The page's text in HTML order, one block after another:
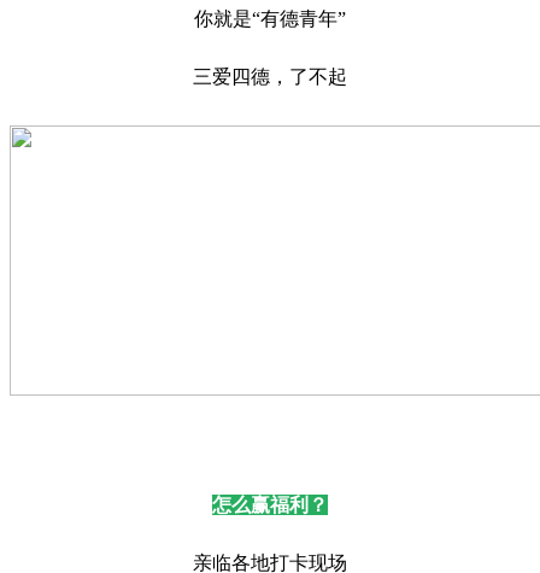
你就是“有德青年”
三爱四德，了不起
怎么赢福利？
亲临各地打卡现场